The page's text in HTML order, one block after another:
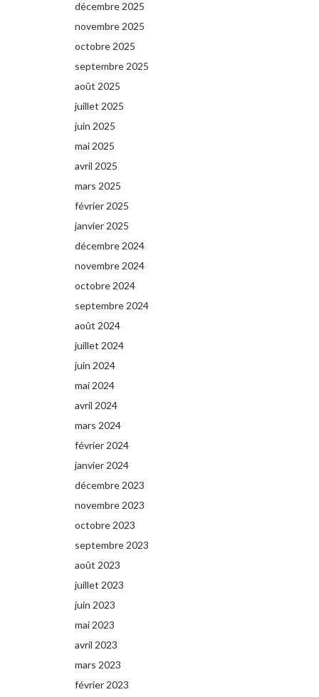
décembre 2025
novembre 2025
octobre 2025
septembre 2025
août 2025
juillet 2025
juin 2025
mai 2025
avril 2025
mars 2025
février 2025
janvier 2025
décembre 2024
novembre 2024
octobre 2024
septembre 2024
août 2024
juillet 2024
juin 2024
mai 2024
avril 2024
mars 2024
février 2024
janvier 2024
décembre 2023
novembre 2023
octobre 2023
septembre 2023
août 2023
juillet 2023
juin 2023
mai 2023
avril 2023
mars 2023
février 2023